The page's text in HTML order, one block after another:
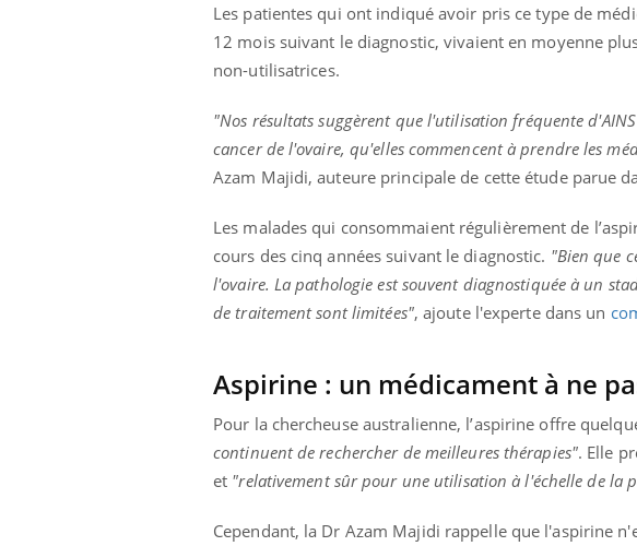
Les patientes qui ont indiqué avoir pris ce type de
12 mois suivant le diagnostic, vivaient en moyenne
non-utilisatrices.
"Nos résultats suggèrent que l'utilisation fréquente
cancer de l'ovaire, qu'elles commencent à prendre les
Azam Majidi, auteure principale de cette étude parue
Les malades qui consommaient régulièrement de
cours des cinq années suivant le diagnostic. "Bien que
l'ovaire. La pathologie est souvent diagnostiquée à un
de traitement sont limitées", ajoute l'experte dans un
Aspirine : un médicament à ne
Pour la chercheuse australienne, l’aspirine offre
continuent de rechercher de meilleures thérapies". Elle
et "relativement sûr pour une utilisation à l'échelle de la
Cependant, la Dr Azam Majidi rappelle que l'aspirine